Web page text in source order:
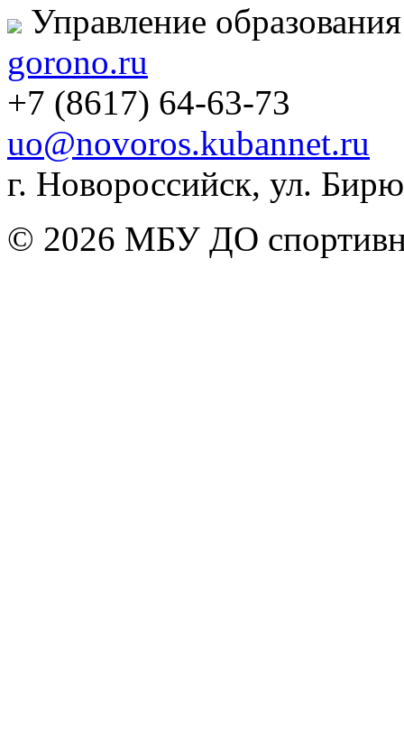
Управление
gorono.ru
+7 (8617) 64-63-73
uo@novoros.kubannet.ru
г. Новороссийск, ул.
© 2026 МБУ ДО